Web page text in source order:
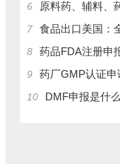
6 原料药、辅料、药包材
7 食品出口美国：全面解
8 药品FDA注册申报资
9 药厂GMP认证
10 DMF申报是什么，美国DMF申